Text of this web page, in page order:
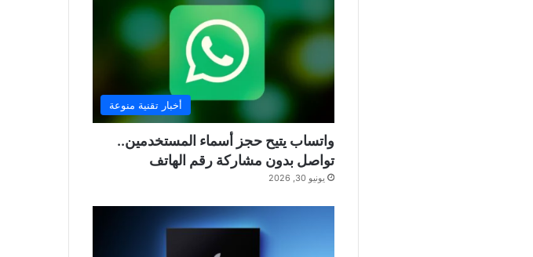
أخبار تقنية منوعة
واتساب يتيح حجز أسماء المستخدمين..
تواصل بدون مشاركة رقم الهاتف
يونيو 30, 2026